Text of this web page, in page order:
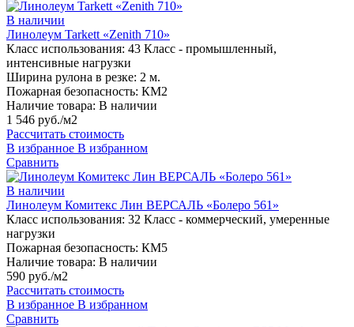
В наличии
Линолеум Tarkett «Zenith 710»
Класс использования: 43 Класс - промышленный,
интенсивные нагрузки
Ширина рулона в резке: 2 м.
Пожарная безопасность: КМ2
Наличие товара: В наличии
1 546 руб./м2
Рассчитать стоимость
В избранное В избранном
Сравнить
В наличии
Линолеум Комитекс Лин ВЕРСАЛЬ «Болеро 561»
Класс использования: 32 Класс - коммерческий, умеренные
нагрузки
Пожарная безопасность: КМ5
Наличие товара: В наличии
590 руб./м2
Рассчитать стоимость
В избранное В избранном
Сравнить